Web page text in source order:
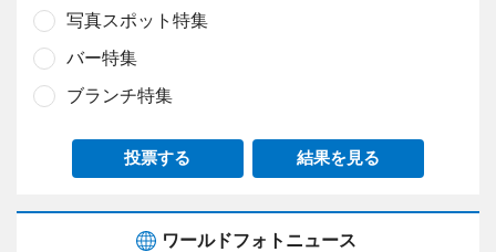
写真スポット特集
バー特集
ブランチ特集
投票する 結果を見る
ワールドフォトニュース